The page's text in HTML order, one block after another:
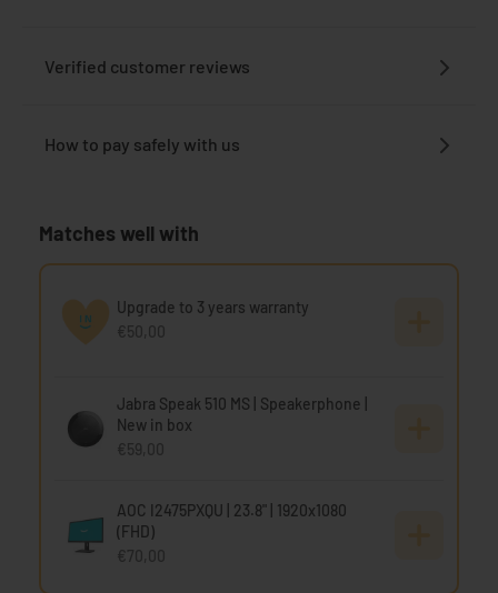
Verified customer reviews
How to pay safely with us
Matches well with
Upgrade to 3 years warranty
€50,00
Jabra Speak 510 MS | Speakerphone |
New in box
€59,00
AOC I2475PXQU | 23.8" | 1920x1080
(FHD)
€70,00